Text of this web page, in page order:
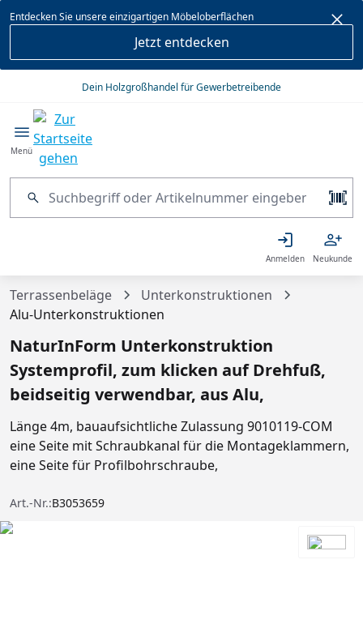
springen
Entdecken Sie unsere einzigartigen Möbeloberflächen
Jetzt entdecken
Dein Holzgroßhandel für Gewerbetreibende
Menü
Anmelden Neukunde
Terrassenbeläge
Unterkonstruktionen
Alu-Unterkonstruktionen
NaturInForm Unterkonstruktion
Systemprofil, zum klicken auf Drehfuß,
beidseitig verwendbar, aus Alu,
Länge 4m, bauaufsichtliche Zulassung 9010119-COM
eine Seite mit Schraubkanal für die Montageklammern,
eine Seite für Profilbohrschraube,
Art.-Nr.:B3053659